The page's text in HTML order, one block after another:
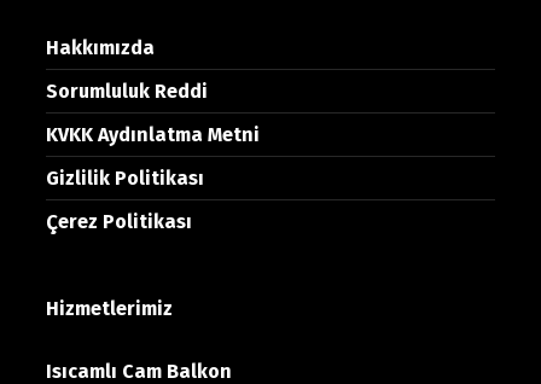
Hakkımızda
Sorumluluk Reddi
KVKK Aydınlatma Metni
Gizlilik Politikası
Çerez Politikası
Hizmetlerimiz
Isıcamlı Cam Balkon